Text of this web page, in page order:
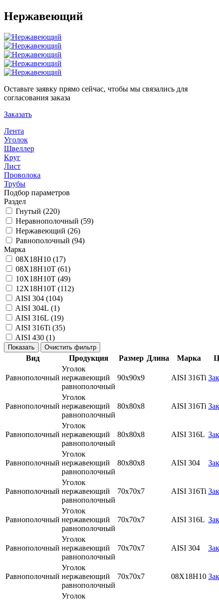
Нержавеющий
Оставьте заявку прямо сейчас, чтобы мы связались для
согласования заказа
Заказать
Лента
Уголок
Швеллер
Круг
Лист
Проволока
Трубы
Подбор параметров
Раздел
Гнутый (220)
Неравнополочный (59)
Нержавеющий (26)
Равнополочный (94)
Марка
08Х18Н10 (17)
08Х18Н10Т (61)
10Х18Н10Т (49)
12Х18Н10Т (112)
AISI 304 (104)
AISI 304L (1)
AISI 316L (19)
AISI 316Ti (35)
AISI 430 (1)
Вид Продукция Размер Длина Марка
Равнополочный
Уголок
нержавеющий
равнополочный
90х90х9 AISI 316Ti
Равнополочный
Уголок
нержавеющий
равнополочный
80х80х8 AISI 316Ti
Равнополочный
Уголок
нержавеющий
равнополочный
80х80х8 AISI 316L
Равнополочный
Уголок
нержавеющий
равнополочный
80х80х8 AISI 304
Равнополочный
Уголок
нержавеющий
равнополочный
70х70х7 AISI 316Ti
Равнополочный
Уголок
нержавеющий
равнополочный
70х70х7 AISI 316L
Равнополочный
Уголок
нержавеющий
равнополочный
70х70х7 AISI 304
Равнополочный
Уголок
нержавеющий
равнополочный
70х70х7 08Х18Н10
Уголок